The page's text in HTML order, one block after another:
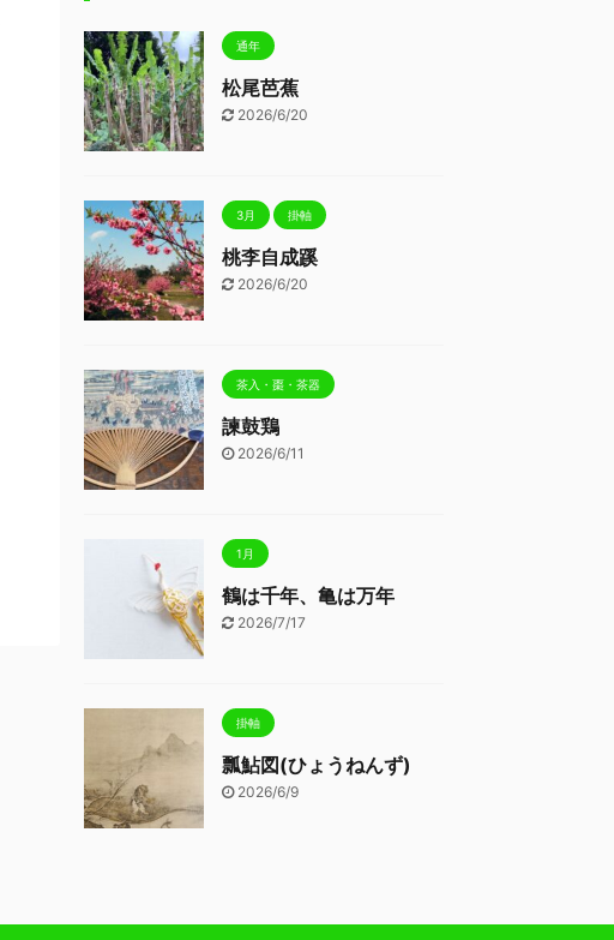
通年
松尾芭蕉
2026/6/20
3月 掛軸
桃李自成蹊
2026/6/20
茶入・棗・茶器
諫鼓鶏
2026/6/11
1月
鶴は千年、亀は万年
2026/7/17
掛軸
瓢鮎図(ひょうねんず)
2026/6/9